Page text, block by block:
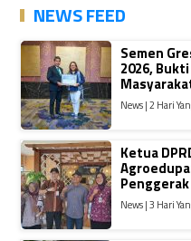
NEWS FEED
Semen
2026,
News | 2 Hari
Ketua
News | 3 Hari